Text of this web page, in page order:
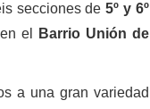
secciones de5º y 6º
el
Barrio Unión de
a una gran variedad